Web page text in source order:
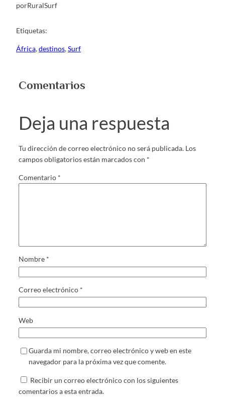
porRuralSurf
Etiquetas:
África, destinos, Surf
Comentarios
Deja una respuesta
Tu dirección de correo electrónico no será publicada. Los
campos obligatorios están marcados con *
Comentario *
Nombre *
Correo electrónico *
Web
Guarda mi nombre, correo electrónico y web en este
navegador para la próxima vez que comente.
Recibir un correo electrónico con los siguientes
comentarios a esta entrada.